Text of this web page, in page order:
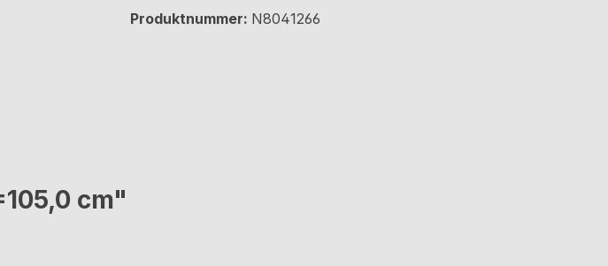
Produktnummer: N8041266
cm"